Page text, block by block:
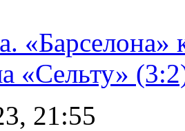
«Барселона»
«Сельту»
21:55